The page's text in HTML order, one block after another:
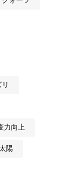
力向上
太陽